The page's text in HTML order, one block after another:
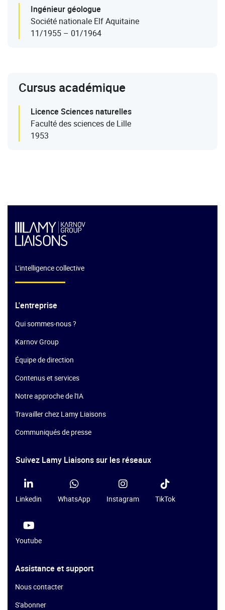
Ingénieur géologue
Société nationale Elf Aquitaine
11/1955 – 01/1964
Cursus académique
Licence Sciences naturelles
Faculté des sciences de Lille
1953
L’intelligence collective
L'entreprise
Qui sommes-nous ?
Karnov Group
Équipe de direction
Contenus et services
Notre approche de l'IA
Travailler chez Lamy Liaisons
Communiqués de presse
Suivez Lamy Liaisons sur les réseaux
Linkedin WhatsApp Instagram TikTok
Youtube
Assistance et support
Nous contacter
S'abonner